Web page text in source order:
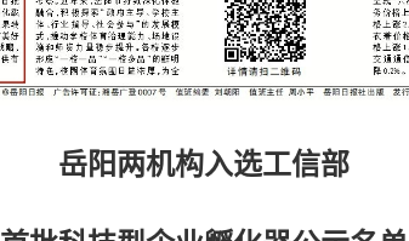
岳阳两机构入选工信部